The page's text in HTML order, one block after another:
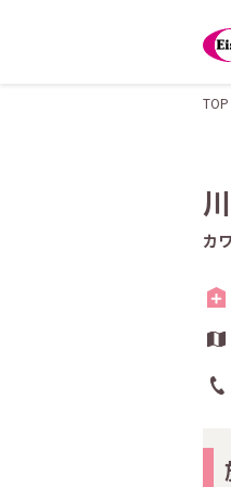
TOP
カ